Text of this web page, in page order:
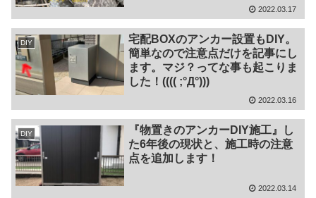
2022.03.17
DIY
宅配BOXのアンカー設置もDIY。
簡単なので注意点だけを記事にし
ます。マジ？ってな事も起こりま
した！(((( ;°Д°)))
2022.03.16
DIY
『物置きのアンカーDIY施工』し
た6年後の現状と、施工時の注意
点を追加します！
2022.03.14